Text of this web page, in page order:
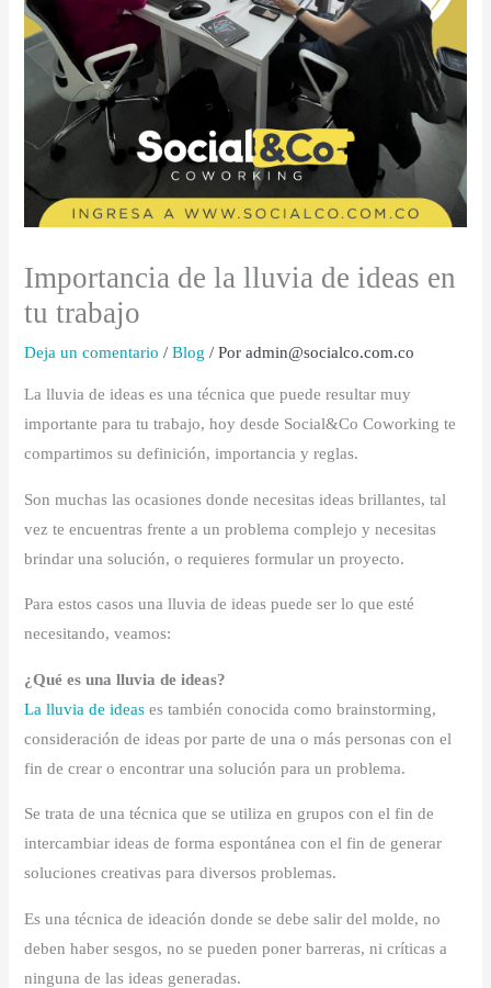
Importancia de la lluvia de ideas en
tu trabajo
Deja un comentario /Blog / Poradmin@socialco.com.co
La lluvia de ideas es una técnica que puede resultar muy
importante para tu trabajo, hoy desde Social&Co Coworking te
compartimos su definición, importancia y reglas.
Son muchas las ocasiones donde necesitas ideas brillantes, tal
vez te encuentras frente a un problema complejo y necesitas
brindar una solución, o requieres formular un proyecto.
Para estos casos una lluvia de ideas puede ser lo que esté
necesitando, veamos:
¿Qué es una lluvia de ideas?
La lluvia de ideas es también conocida como brainstorming,
consideración de ideas por parte de una o más personas con el
fin de crear o encontrar una solución para un problema.
Se trata de una técnica que se utiliza en grupos con el fin de
intercambiar ideas de forma espontánea con el fin de generar
soluciones creativas para diversos problemas.
Es una técnica de ideación donde se debe salir del molde, no
deben haber sesgos, no se pueden poner barreras, ni críticas a
ninguna de las ideas generadas.